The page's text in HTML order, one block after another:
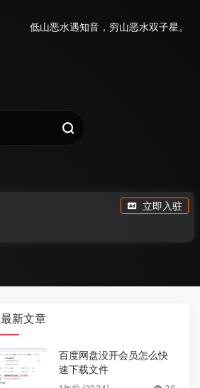
低山恶水遇知音，穷山恶水双子星。
立即入驻
最新文章
百度网盘没开会员怎么快
速下载文件